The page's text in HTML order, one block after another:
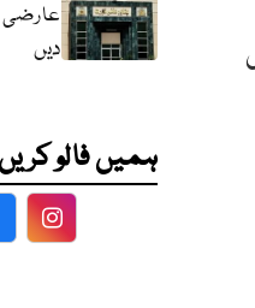
عارضی
دیں
ہمیں فالو کریں
Facebook